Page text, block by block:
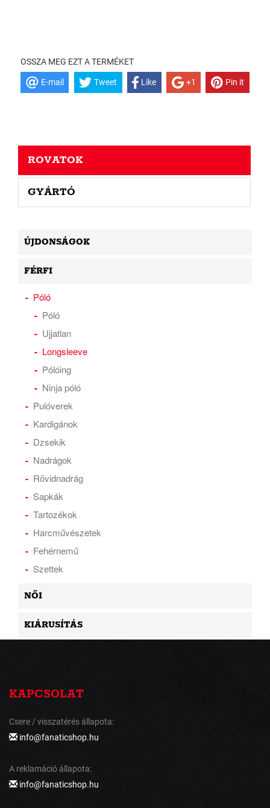
OSSZA MEG EZT A TERMÉKET
E-mail Tweet Like +1 Pin it
ROVATOK
GYÁRTÓ
ÚJDONSÁGOK
FÉRFI
Póló
Póló
Ujjatlan
Longsleeve
Pólóing
Ninja póló
Pulóverek
Kardigánok
Dzsekik
Nadrágok
Rövidnadrág
Sapkák
Tartozékok
Harcművészetek
Fehérnemű
Szettek
NŐI
KIÁRUSÍTÁS
KAPCSOLAT
Csere / visszatérés állapota:
info@fanaticshop.hu
A reklamáció állapota:
info@fanaticshop.hu